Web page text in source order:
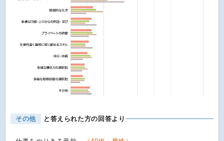
その他 と答えられた方の回答より